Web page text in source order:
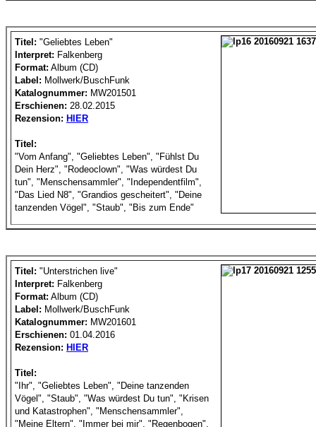
Titel: "Geliebtes Leben"
Interpret: Falkenberg
Format: Album (CD)
Label: Mollwerk/BuschFunk
Katalognummer: MW201501
Erschienen: 28.02.2015
Rezension: HIER
Titel:
"Vom Anfang", "Geliebtes Leben", "Fühlst Du
Dein Herz", "Rodeoclown", "Was würdest Du
tun", "Menschensammler", "Independentfilm",
"Das Lied N8", "Grandios gescheitert", "Deine
tanzenden Vögel", "Staub", "Bis zum Ende"
Titel: "Unterstrichen live"
Interpret: Falkenberg
Format: Album (CD)
Label: Mollwerk/BuschFunk
Katalognummer: MW201601
Erschienen: 01.04.2016
Rezension: HIER
Titel:
"Ihr", "Geliebtes Leben", "Deine tanzenden
Vögel", "Staub", "Was würdest Du tun", "Krisen
und Katastrophen", "Menschensammler",
"Meine Eltern", "Immer bei mir", "Regenbogen",